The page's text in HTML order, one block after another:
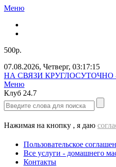
Меню
500р.
07.08.2026, Четверг, 03:17:17
Звоните нам прямо сейчас!
Меню
Клуб 24.7
Нажимая на кнопку , я даю
Пользовательское
Все услуги - домашнего
Контакты